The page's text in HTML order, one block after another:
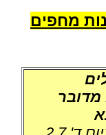
מחפים
מדובר